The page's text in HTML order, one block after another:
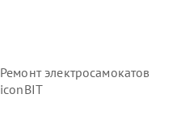
Ремонт электросамокатов
iconBIT